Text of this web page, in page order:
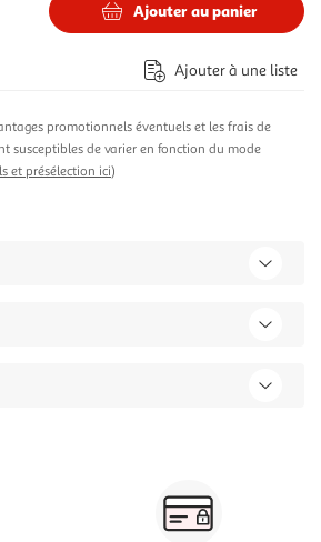
Ajouter au panier
Ajouter à une liste
promotionnels éventuels et les frais de
susceptibles de varier en fonction du mode
et présélection ici)